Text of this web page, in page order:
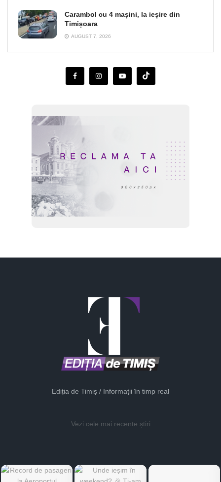
Carambol cu 4 mașini, la ieșire din
Timișoara
AUGUST 7, 2026
Ediția de Timiș / Informații în timp real
Vezi cele mai recente știri